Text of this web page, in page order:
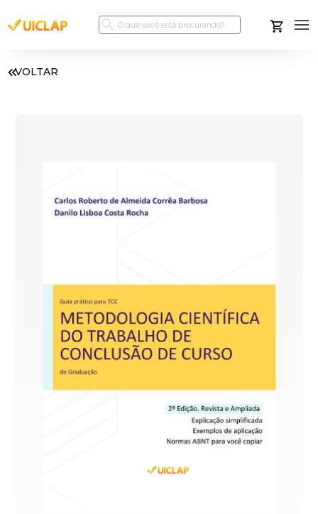
VOLTAR